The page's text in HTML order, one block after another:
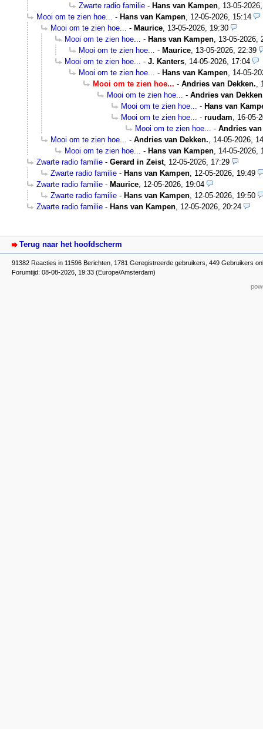
Zwarte radio familie - Hans van Kampen, 13-05-
Mooi om te zien hoe... - Hans van Kampen, 12-05-2026, 15:14
Mooi om te zien hoe... - Maurice, 13-05-2026, 19:30
Mooi om te zien hoe... - Hans van Kampen, 13-05-2026,
Mooi om te zien hoe... - Maurice, 13-05-2026, 22:39
Mooi om te zien hoe... - J. Kanters, 14-05-2026, 17:04
Mooi om te zien hoe... - Hans van Kampen, 14-05-
Mooi om te zien hoe... - Andries van Dekken.,
Mooi om te zien hoe... - Andries van
Mooi om te zien hoe... - Hans van
Mooi om te zien hoe... - ruudam, 16-05-
Mooi om te zien hoe... - Andries
Mooi om te zien hoe... - Andries van Dekken., 14-05-2026,
Mooi om te zien hoe... - Hans van Kampen, 14-05-2026,
Zwarte radio familie - Gerard in Zeist, 12-05-2026, 17:29
Zwarte radio familie - Hans van Kampen, 12-05-2026, 19:49
Zwarte radio familie - Maurice, 12-05-2026, 19:04
Zwarte radio familie - Hans van Kampen, 12-05-2026, 19:50
Zwarte radio familie - Hans van Kampen, 12-05-2026, 20:24
Terug naar het hoofdscherm
91382 Reacties in 11596 Berichten, 1781 Geregistreerde gebruikers, 449 Gebruikers
Forumtijd: 08-08-2026, 19:33 (Europe/Amsterdam)